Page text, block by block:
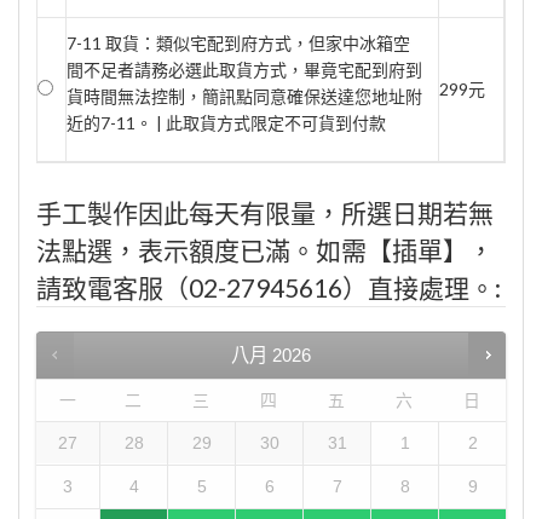
7-11 取貨：類似宅配到府方式，但家中冰箱空
間不足者請務必選此取貨方式，畢竟宅配到府到
貨時間無法控制，簡訊點同意確保送達您地址附
近的7-11。 | 此取貨方式限定不可貨到付款
299元
手工製作因此每天有限量，所選日期若無
法點選，表示額度已滿。如需【插單】，
請致電客服（02-27945616）直接處理。:
八月 2026
一 二 三 四 五 六 日
27 28 29 30 31 1 2
3 4 5 6 7 8 9